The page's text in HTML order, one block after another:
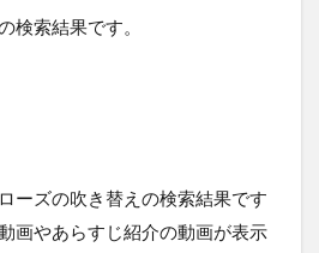
検索結果です。
ーズの吹き替えの検索結果です
画やあらすじ紹介の動画が表示